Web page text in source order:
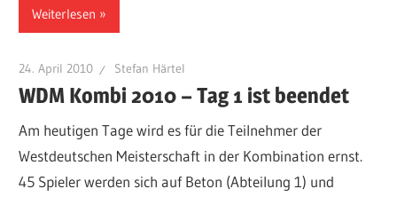
Weiterlesen
24. April 2010 Stefan Härtel
WDM Kombi 2010 – Tag 1 ist beendet
Am heutigen Tage wird es für die Teilnehmer der
Westdeutschen Meisterschaft in der Kombination ernst.
45 Spieler werden sich auf Beton (Abteilung 1) und